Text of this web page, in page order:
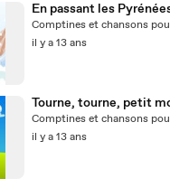
En passant les
Comptines et chansons
il y a 13 ans
Tourne, tourne, petit
Comptines et chansons
il y a 13 ans